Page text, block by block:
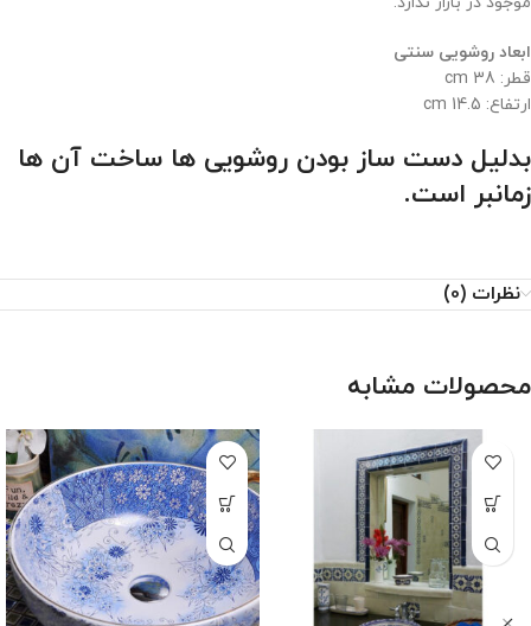
ابعاد روشویی سنتی
قطر: 38 cm
ارتفاع: 14.5 cm
بدلیل دست ساز بودن روشویی ها ساخت آن ها
زمانبر است.
نظرات (0)
محصولات مشابه